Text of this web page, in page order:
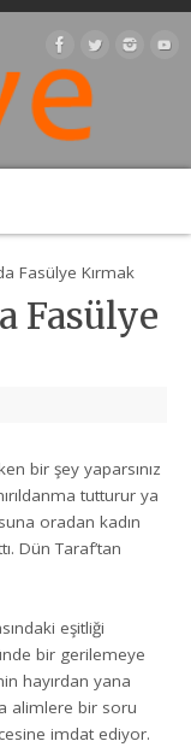
Fasülye Kırmak
Fasülye
bir şey yaparsınız
tutturur ya
oradan kadın
Dün Taraf’tan
eşitliği
bir gerilemeye
hayırdan yana
alimlere bir soru
imdat ediyor.